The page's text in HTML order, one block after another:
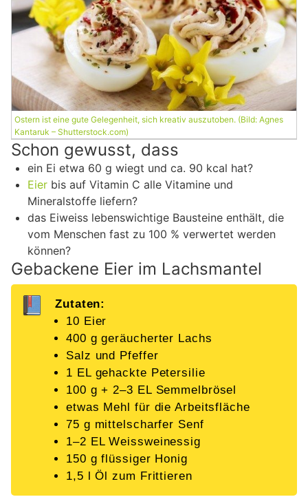
Ostern ist eine gute Gelegenheit, sich kreativ auszutoben. (Bild: Agnes
Kantaruk – Shutterstock.com)
Schon gewusst, dass
ein Ei etwa 60 g wiegt und ca. 90 kcal hat?
Eier bis auf Vitamin C alle Vitamine und
Mineralstoffe liefern?
das Eiweiss lebenswichtige Bausteine enthält, die
vom Menschen fast zu 100 % verwertet werden
können?
Gebackene Eier im Lachsmantel
Zutaten:
10 Eier
400 g geräucherter Lachs
Salz und Pfeffer
1 EL gehackte Petersilie
100 g + 2–3 EL Semmelbrösel
etwas Mehl für die Arbeitsfläche
75 g mittelscharfer Senf
1–2 EL Weissweinessig
150 g flüssiger Honig
1,5 l Öl zum Frittieren